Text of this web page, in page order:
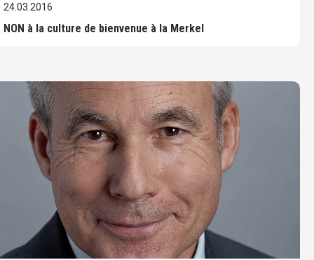
24.03.2016
NON à la culture de bienvenue à la Merkel